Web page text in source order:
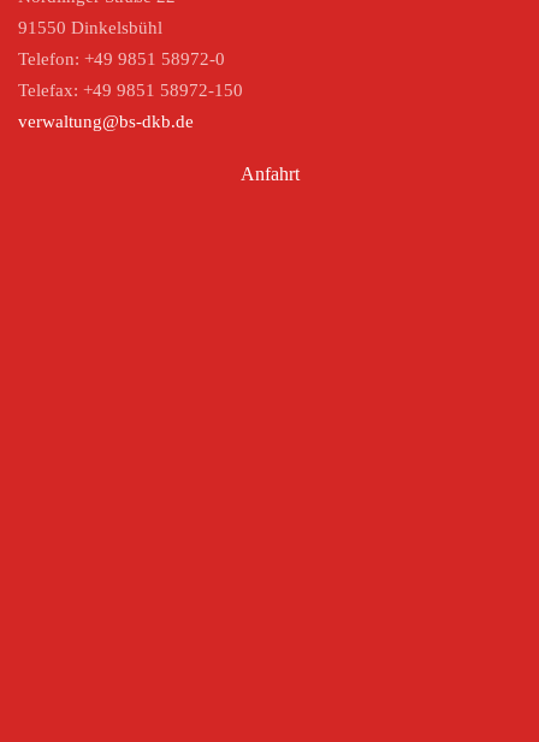
91550 Dinkelsbühl
Telefon: +49 9851 58972-0
Telefax: +49 9851 58972-150
verwaltung@bs-dkb.de
Anfahrt